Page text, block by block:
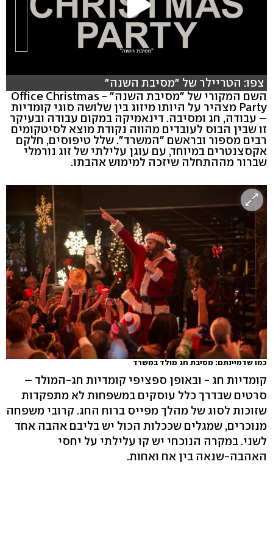
צפו: הטריילר של "מסיבת השנה"
השם המקורי של "מסיבת השנה" - Office Christmas
Party מצהיר על היותו מיזוג בין שלושה סוגי קומדיות
– עבודה, חג ומסיבה. דינאמיקה במקום עבודה ובעיקר
זו שבין הבוס לעובדים מהווה נקודת מוצא לסיטקומים
רבים מספור ובראשם "המשרד". שלל טיפוסים, חלקם
אקסצנטרים במיוחד, עם עוגן עלילתי של זוג נורמלי
שברור מההתחלה שיזכה למימוש אהבתו.
כמו שדמיינתם: מסיבת חג מולד במשרד
קומדיות חג - ובאופן ספציפי קומדיות חג-המולד –
סרטים שבדרך כלל עוסקים במשפחות לא מתפקדות
שזוכות לסוג של מהלך מפייס ברוח החג. קרובי משפחה
מנוכרים, שמגלים שככלות הכול יש בליבם אהבה אחד
לשני. במקרה הנוכחי יש קו עלילתי על יחסי
האהבה-שנאה בין אח ואחות.